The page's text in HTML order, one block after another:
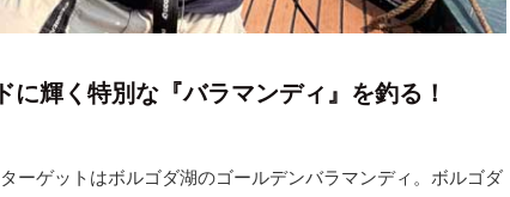
輝く特別な『バラマンディ』を釣る！
ーゲットはボルゴダ湖のゴールデンバラマンディ。ボルゴダ